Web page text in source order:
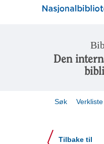
Den
Søk Verkliste
Tilbake til